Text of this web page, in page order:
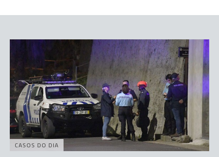
CASOS DO DIA